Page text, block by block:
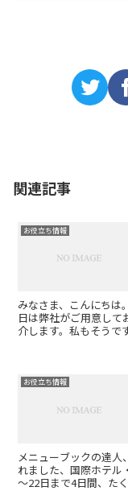
関連記事
お役立ち情報
みなさま、こんにち
日は弊社がご用意し
介します。私もそうで
お役立ち情報
メニューブックの達
れました、国際ホテル
～22日まで4日間、た